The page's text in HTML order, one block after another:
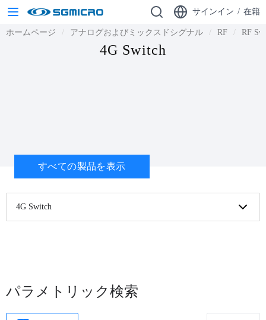
サインイン / 在籍
ホームページ アナログおよびミックスドシグナル RF RF
4G Switch
すべての製品を表示
4G Switch
パラメトリック検索